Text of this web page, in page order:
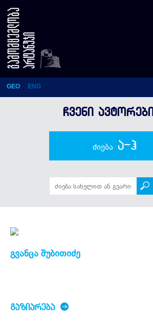
გვანცა შუბითიძე
GEO ENG
ᲩᲕᲔᲜᲘ ᲐᲕᲢᲝᲠᲔᲑᲘ
ძიება ა-ჰ
გვანცა შუბითიძე
ᲒᲐᲖᲘᲐᲠᲔᲑᲐ